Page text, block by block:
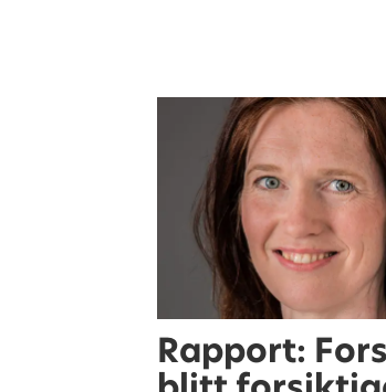
Rapport: